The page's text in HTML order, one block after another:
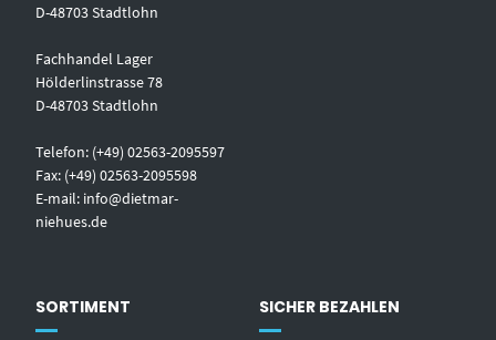
D-48703 Stadtlohn
Fachhandel Lager
Hölderlinstrasse 78
D-48703 Stadtlohn
Telefon: (+49) 02563-2095597
Fax: (+49) 02563-2095598
E-mail: info@dietmar-
niehues.de
SORTIMENT SICHER BEZAHLEN